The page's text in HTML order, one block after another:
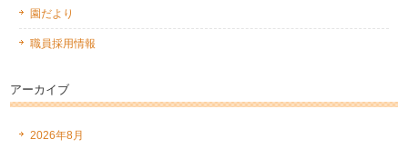
園だより
職員採用情報
アーカイブ
2026年8月